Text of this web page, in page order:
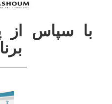
با سپاس از